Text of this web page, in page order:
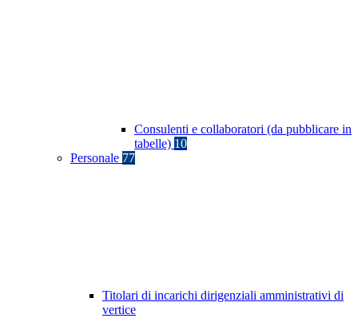
Consulenti e collaboratori (da pubblicare in
tabelle) 10
Personale 77
Titolari di incarichi dirigenziali amministrativi di
vertice